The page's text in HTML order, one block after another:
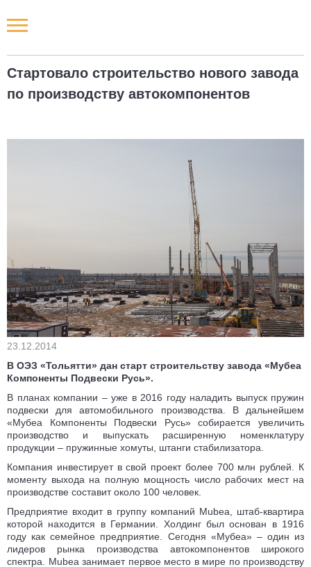
Стартовало строительство нового завода
по производству автокомпонентов
23.12.2014
В ОЭЗ «Тольятти» дан старт строительству завода «Мубеа
Компоненты Подвески Русь».
В планах компании – уже в 2016 году наладить выпуск пружин
подвески для автомобильного производства. В дальнейшем
«Мубеа Компоненты Подвески Русь» собирается увеличить
производство и выпускать расширенную номенклатуру
продукции – пружинные хомуты, штанги стабилизатора.
Компания инвестирует в свой проект более 700 млн рублей. К
моменту выхода на полную мощность число рабочих мест на
производстве составит около 100 человек.
Предприятие входит в группу компаний Mubea, штаб-квартира
которой находится в Германии. Холдинг был основан в 1916
году как семейное предприятие. Сегодня «Мубеа» – один из
лидеров рынка производства автокомпонентов широкого
спектра. Mubea занимает первое место в мире по производству
Новости РФ